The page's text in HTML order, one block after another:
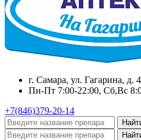
г. Самара, ул. Гагарина, д.
Пн-Пт 7:00-22:00, Сб,Вс
+7(846)379-20-14